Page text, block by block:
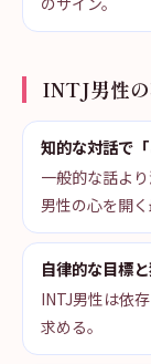
INTJ男性
知的な対話で
一般的な話よ
男性の心を開く
自律的な目標
INTJ男性は依
求める。